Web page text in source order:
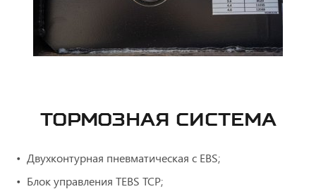
ТОРМОЗНАЯ СИСТЕМА
Двухконтурная пневматическая с ЕBS;
Блок управления TEBS ТСР;